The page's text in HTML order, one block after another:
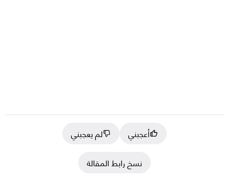
أعجبني
لم يعجبني
نسخ رابط المقالة